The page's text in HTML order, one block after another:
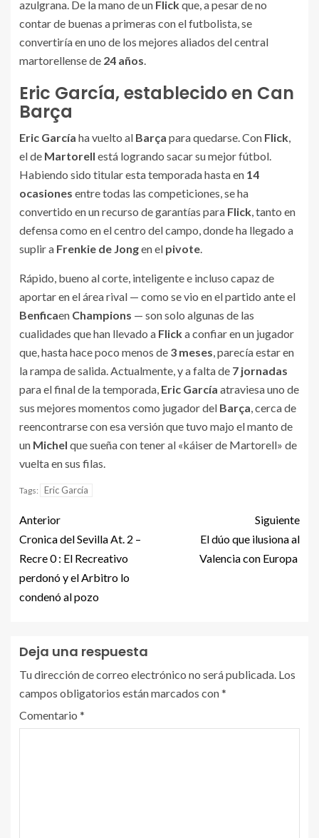
azulgrana. De la mano de un Flickque, a pesar de no
contar de buenas a primeras con el futbolista, se
convertiría en uno de los mejores aliados del central
martorellense de 24 años.
Eric García, establecido en Can
Barça
Eric García ha vuelto al Barça para quedarse. Con Flick,
el de Martorell está logrando sacar su mejor fútbol.
Habiendo sido titular esta temporada hasta en 14
ocasiones entre todas las competiciones, se ha
convertido en un recurso de garantías para Flick, tanto en
defensa como en el centro del campo, donde ha llegado a
suplir a Frenkie de Jongen el pivote.
Rápido, bueno al corte, inteligente e incluso capaz de
aportar en el área rival — como se vio en el partido ante el
Benficaen Champions — son solo algunas de las
cualidades que han llevado a Flicka confiar en un jugador
que, hasta hace poco menos de 3 meses, parecía estar en
la rampa de salida. Actualmente, y a falta de 7 jornadas
para el final de la temporada, Eric García atraviesa uno de
sus mejores momentos como jugador del Barça, cerca de
reencontrarse con esa versión que tuvo majo el manto de
un Michel que sueña con tener al «káiser de Martorell» de
vuelta en sus filas.
Tags: Eric García
Anterior
Cronica del Sevilla At. 2 –
Recre 0 : El Recreativo
perdonó y el Arbitro lo
condenó al pozo
Siguiente
El dúo que ilusiona al
Valencia con Europa
Deja una respuesta
Tu dirección de correo electrónico no será publicada. Los
campos obligatorios están marcados con*
Comentario *